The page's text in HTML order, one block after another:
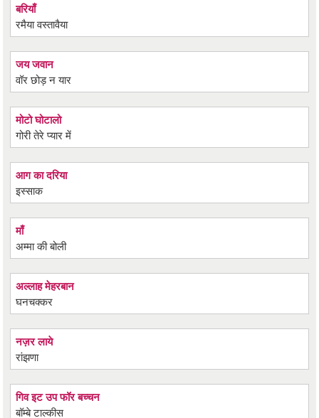
बरियाँ
रमैया वस्तावैया
जय जवान
वॉर छोड़ न यार
मोटो घोटालो
गोरी तेरे प्यार में
आग का दरिया
इस्साक
माँ
अम्मा की बोली
अल्लाह मेहरबान
घनचक्कर
नज़र लाये
रांझणा
गिव इट उप फॉर बच्चन
बॉम्बे टाल्कीस